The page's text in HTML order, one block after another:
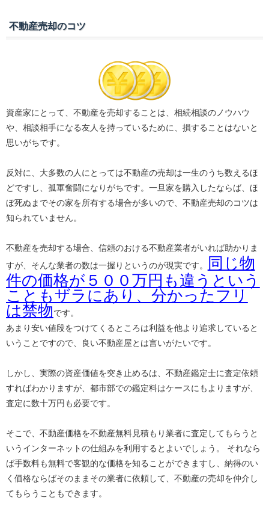
不動産売却のコツ
資産家にとって、不動産を売却することは、相続相談のノウハウ
や、相談相手になる友人を持っているために、損することはないと
思いがちです。
反対に、大多数の人にとっては不動産の売却は一生のうち数えるほ
どですし、孤軍奮闘になりがちです。一旦家を購入したならば、ほ
ぼ死ぬまでその家を所有する場合が多いので、不動産売却のコツは
知られていません。
不動産を売却する場合、信頼のおける不動産業者がいれば助かりま
すが、そんな業者の数は一握りというのが現実です。
同じ物
件の価格が５００万円も違うという
こともザラにあり、分かったフリ
は禁物です。
あまり安い値段をつけてくるところは利益を他より追求していると
いうことですので、良い不動産屋とは言いがたいです。
しかし、実際の資産価値を突き止めるは、不動産鑑定士に査定依頼
すればわかりますが、都市部での鑑定料はケースにもよりますが、
査定に数十万円も必要です。
そこで、不動産価格を不動産無料見積もり業者に査定してもらうと
いうインターネットの仕組みを利用するとよいでしょう。 それなら
ば手数料も無料で客観的な価格を知ることができますし、納得のい
く価格ならばそのままその業者に依頼して、不動産の売却を仲介し
てもらうこともできます。